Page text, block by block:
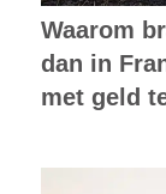
Waarom
dan in
met geld